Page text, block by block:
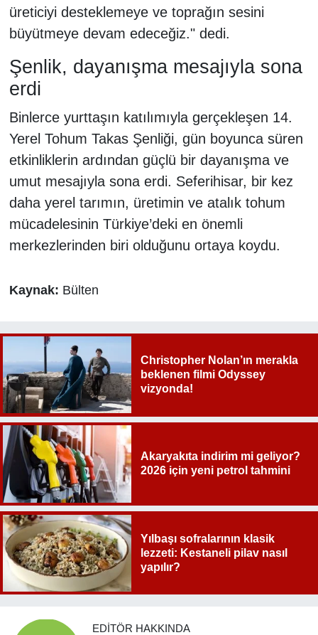
üreticiyi desteklemeye ve toprağın sesini
büyütmeye devam edeceğiz." dedi.
Şenlik, dayanışma mesajıyla sona
erdi
Binlerce yurttaşın katılımıyla gerçekleşen 14.
Yerel Tohum Takas Şenliği, gün boyunca süren
etkinliklerin ardından güçlü bir dayanışma ve
umut mesajıyla sona erdi. Seferihisar, bir kez
daha yerel tarımın, üretimin ve atalık tohum
mücadelesinin Türkiye’deki en önemli
merkezlerinden biri olduğunu ortaya koydu.
Kaynak: Bülten
Christopher Nolan’ın merakla
beklenen filmi Odyssey
vizyonda!
Akaryakıta indirim mi geliyor?
2026 için yeni petrol tahmini
Yılbaşı sofralarının klasik
lezzeti: Kestaneli pilav nasıl
yapılır?
EDITÖR HAKKINDA